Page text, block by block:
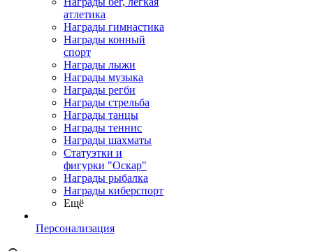
атлетика
Награды гимнастика
Награды конный
спорт
Награды лыжи
Награды музыка
Награды регби
Награды стрельба
Награды танцы
Награды теннис
Награды шахматы
Статуэтки и
фигурки "Оскар"
Награды рыбалка
Награды киберспорт
Ещё
Персонализация